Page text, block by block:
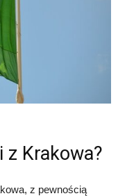
z Krakowa?
z pewnością